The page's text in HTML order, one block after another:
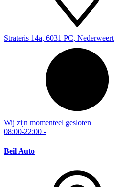
Strateris 14a, 6031 PC, Nederweert
Wij zijn momenteel gesloten
08:00-22:00 -
Beil Auto